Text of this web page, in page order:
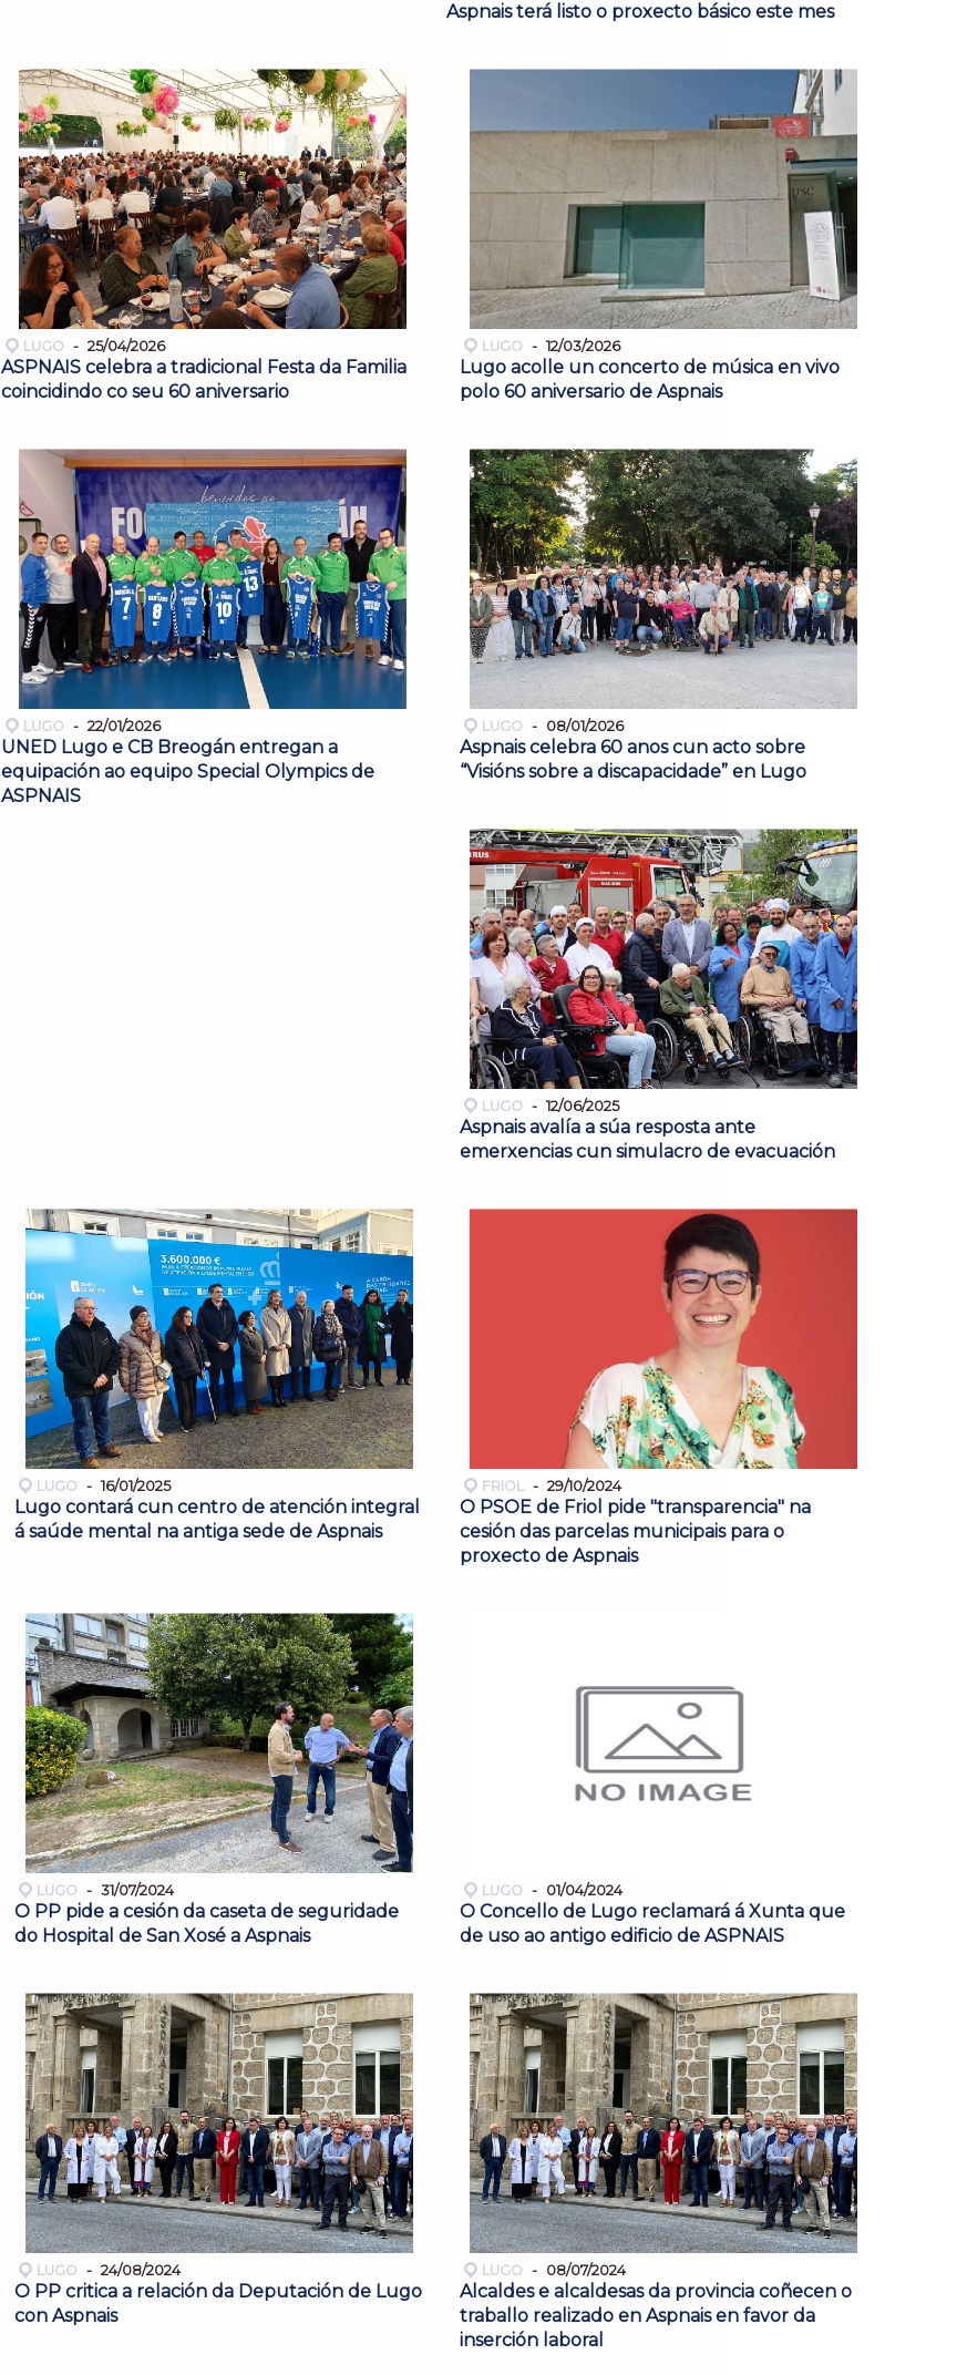
Aspnais terá listo o proxecto básico este mes
LUGO 25/04/2026
ASPNAIS celebra a tradicional Festa da Familia
coincidindo co seu 60 aniversario
LUGO 12/03/2026
Lugo acolle un concerto de música en vivo
polo 60 aniversario de Aspnais
LUGO 22/01/2026
UNED Lugo e CB Breogán entregan a
equipación ao equipo Special Olympics de
ASPNAIS
LUGO 08/01/2026
Aspnais celebra 60 anos cun acto sobre
“Visións sobre a discapacidade” en Lugo
LUGO 12/06/2025
Aspnais avalía a súa resposta ante
emerxencias cun simulacro de evacuación
LUGO 16/01/2025
Lugo contará cun centro de atención integral
á saúde mental na antiga sede de Aspnais
FRIOL 29/10/2024
O PSOE de Friol pide "transparencia" na
cesión das parcelas municipais para o
proxecto de Aspnais
LUGO 31/07/2024
O PP pide a cesión da caseta de seguridade
do Hospital de San Xosé a Aspnais
LUGO 01/04/2024
O Concello de Lugo reclamará á Xunta que
de uso ao antigo edificio de ASPNAIS
LUGO 24/08/2024
O PP critica a relación da Deputación de Lugo
con Aspnais
LUGO 08/07/2024
Alcaldes e alcaldesas da provincia coñecen o
traballo realizado en Aspnais en favor da
inserción laboral